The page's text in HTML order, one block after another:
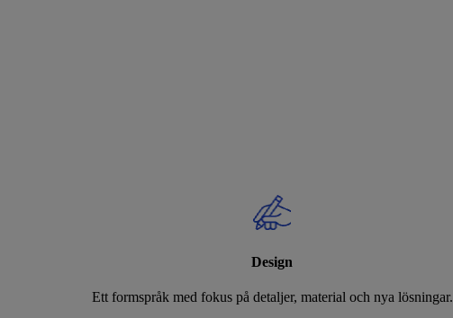
Design
Ett formspråk med fokus på detaljer, material och nya lösningar.